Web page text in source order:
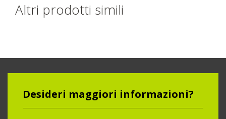
Altri prodotti simili
Desideri maggiori informazioni?